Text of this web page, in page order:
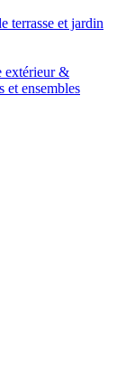
terrasse et jardin
extérieur &
et ensembles